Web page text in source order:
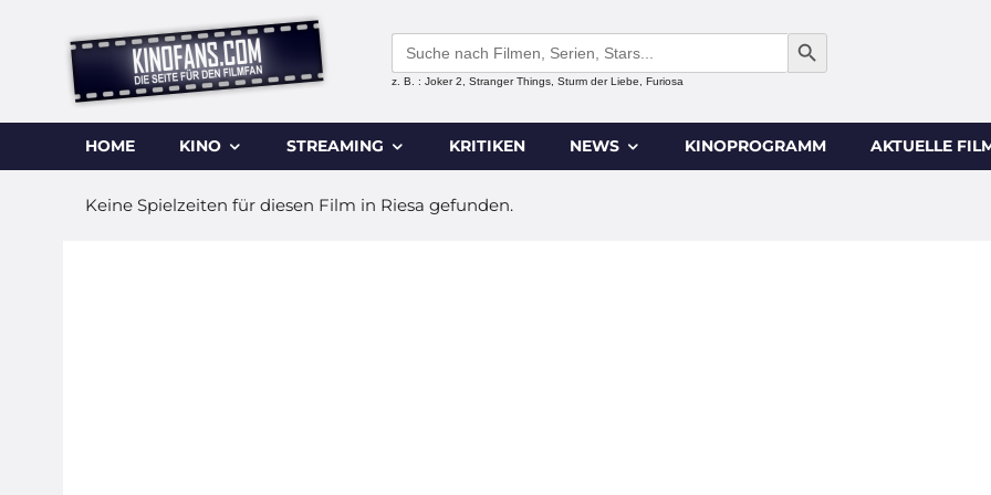
Search
for:
SEARCH BUTTON
z. B. : Joker 2, Stranger Things, Sturm der Liebe, Furiosa
HOME KINO STREAMING KRITIKEN NEWS KINOPROGRAMM AKTUELLE
Keine Spielzeiten für diesen Film in Riesa gefunden.